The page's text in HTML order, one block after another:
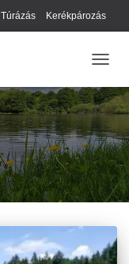
Túrázás Kerékpározás